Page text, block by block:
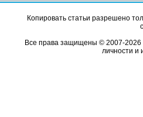
Копировать статьи разрешено
Все права защищены © 2007-2026
личности и